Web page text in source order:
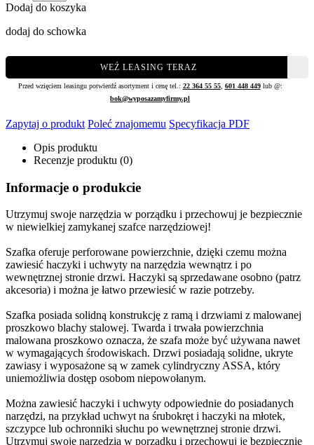
Dodaj do koszyka
dodaj do schowka
WEŹ LEASING TERAZ
Przed wzięciem leasingu potwierdź asortyment i cenę tel.: 22 364 55 55, 601 448 449lub @:
bok@wyposazamyfirmy.pl
Zapytaj o produkt Poleć znajomemu Specyfikacja PDF
Opis produktu
Recenzje produktu (0)
Informacje o produkcie
Utrzymuj swoje narzędzia w porządku i przechowuj je bezpiecznie
w niewielkiej zamykanej szafce narzędziowej!
Szafka oferuje perforowane powierzchnie, dzięki czemu można
zawiesić haczyki i uchwyty na narzędzia wewnątrz i po
wewnętrznej stronie drzwi. Haczyki są sprzedawane osobno (patrz
akcesoria) i można je łatwo przewiesić w razie potrzeby.
Szafka posiada solidną konstrukcję z ramą i drzwiami z malowanej
proszkowo blachy stalowej. Twarda i trwała powierzchnia
malowana proszkowo oznacza, że szafa może być używana nawet
w wymagających środowiskach. Drzwi posiadają solidne, ukryte
zawiasy i wyposażone są w zamek cylindryczny ASSA, który
uniemożliwia dostęp osobom niepowołanym.
Można zawiesić haczyki i uchwyty odpowiednie do posiadanych
narzędzi, na przykład uchwyt na śrubokręt i haczyki na młotek,
szczypce lub ochronniki słuchu po wewnętrznej stronie drzwi.
Utrzymuj swoje narzędzia w porządku i przechowuj je bezpiecznie